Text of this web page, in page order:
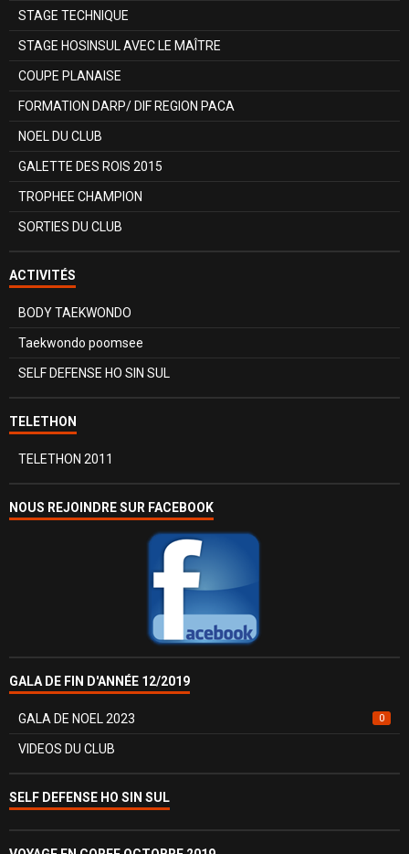
STAGE TECHNIQUE
STAGE HOSINSUL AVEC LE MAÎTRE
COUPE PLANAISE
FORMATION DARP/ DIF REGION PACA
NOEL DU CLUB
GALETTE DES ROIS 2015
TROPHEE CHAMPION
SORTIES DU CLUB
ACTIVITÉS
BODY TAEKWONDO
Taekwondo poomsee
SELF DEFENSE HO SIN SUL
TELETHON
TELETHON 2011
NOUS REJOINDRE SUR FACEBOOK
GALA DE FIN D'ANNÉE 12/2019
GALA DE NOEL 2023 0
VIDEOS DU CLUB
SELF DEFENSE HO SIN SUL